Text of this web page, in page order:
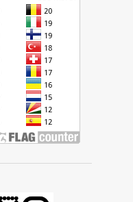
2
1